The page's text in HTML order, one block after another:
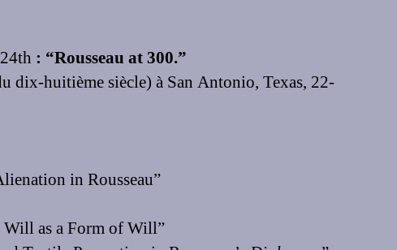
: “Rousseau at 300.”
dix-huitième siècle) à San Antonio, Texas, 22-
in Rousseau”
Will as a Form of Will”